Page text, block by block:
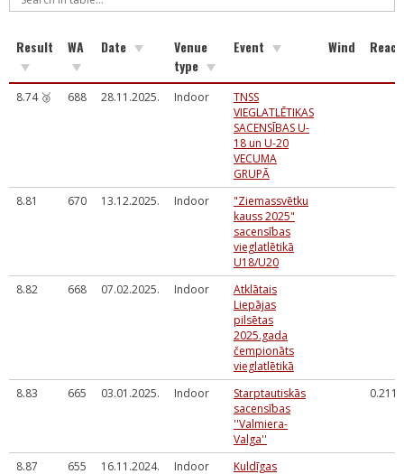
Result WA Date
Venue
type
Event Wind
8.74 🥉 688 28.11.2025. Indoor
TNSS
VIEGLATLĒTIKAS
SACENSĪBAS U-
18 un U-20
VECUMA
GRUPĀ
8.81
670 13.12.2025. Indoor
"Ziemassvētku
kauss 2025"
sacensības
vieglatlētikā
U18/U20
8.82
668 07.02.2025. Indoor
Atklātais
Liepājas
pilsētas
2025.gada
čempionāts
vieglatlētikā
8.83
665 03.01.2025. Indoor
Starptautiskās
sacensības
''Valmiera-
Valga''
0.211
8.87 655 16.11.2024. Indoor Kuldīgas